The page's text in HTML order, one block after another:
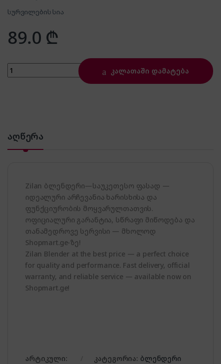
სურვილების სია
89.0 ₾
Zilan ZLN3925 quantity კალათაში დამატება
აღწერა
Zilan ბლენდერი—საუკეთესო ფასად —
იდეალური არჩევანია ხარისხისა და
ფუნქციურობის მოყვარულთათვის.
ოფიციალური გარანტია, სწრაფი მიწოდება და
თანამედროვე სერვისი — მხოლოდ
Shopmart.ge-ზე!
Zilan Blender at the best price — a perfect choice
for quality and performance. Fast delivery, official
warranty, and reliable service — available now on
Shopmart.ge!
არტიკული: კატეგორია: ბლენდერი